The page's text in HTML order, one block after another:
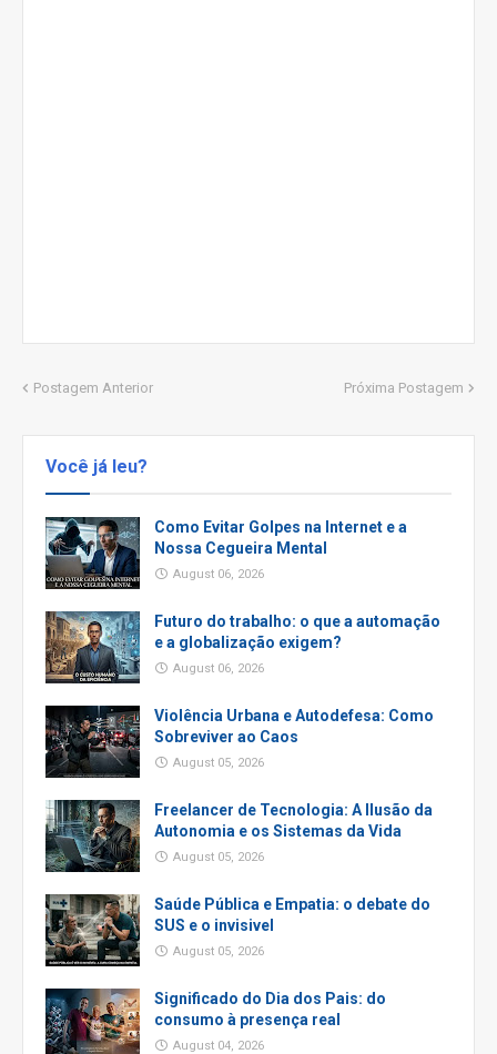
Postagem Anterior Próxima Postagem
Você já leu?
Como Evitar Golpes na Internet e a
Nossa Cegueira Mental
August 06, 2026
Futuro do trabalho: o que a automação
e a globalização exigem?
August 06, 2026
Violência Urbana e Autodefesa: Como
Sobreviver ao Caos
August 05, 2026
Freelancer de Tecnologia: A Ilusão da
Autonomia e os Sistemas da Vida
August 05, 2026
Saúde Pública e Empatia: o debate do
SUS e o invisivel
August 05, 2026
Significado do Dia dos Pais: do
consumo à presença real
August 04, 2026